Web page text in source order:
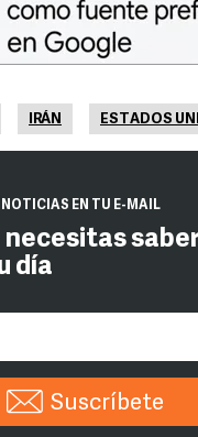
IRÁN ESTADOS
EN TU E-MAIL
necesitas
día
Suscríbete